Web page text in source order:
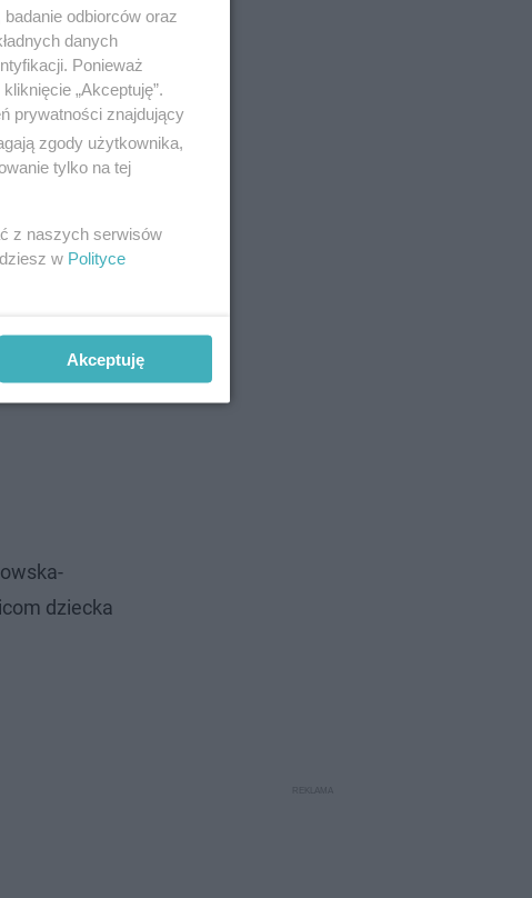
i
rodzice
i
dziecka
odbiorców oraz
danych
Ponieważ
„Akceptuję”.
prywatności znajdujący
zgody użytkownika,
tylko na tej
z naszych serwisów
w Polityce
Akceptuję